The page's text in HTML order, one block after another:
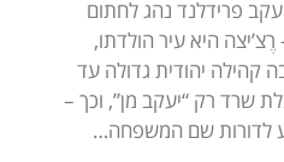
פרידלנד נהג לחתום
היא עיר הולדתו,
קהילה יהודית גדולה עד
שרד רק “יעקב מן”, וכך –
לדורות שם המשפחה…